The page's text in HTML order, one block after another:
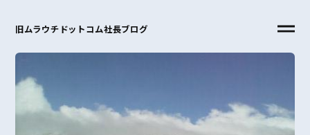
旧ムラウチドットコム社長ブログ